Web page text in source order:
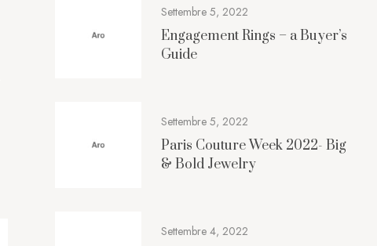
Settembre 5, 2022
Engagement Rings – a Buyer’s
Guide
Settembre 5, 2022
Paris Couture Week 2022- Big
& Bold Jewelry
Settembre 4, 2022